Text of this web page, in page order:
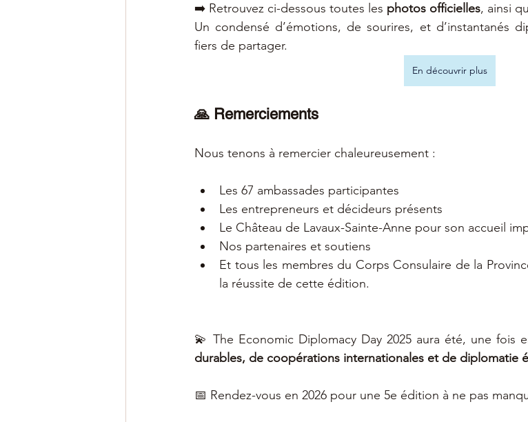
➡️ Retrouvez ci-dessous toutes les photos officielles, ainsi
Un condensé d’émotions, de sourires, et d’instantanés
fiers de partager.
En découvrir plus
🙏 Remerciements
Nous tenons à remercier chaleureusement :
Les 67 ambassades participantes
Les entrepreneurs et décideurs présents
Le Château de Lavaux-Sainte-Anne pour son accueil
Nos partenaires et soutiens
Et tous les membres du Corps Consulaire de la
la réussite de cette édition.
💫 The Economic Diplomacy Day 2025 aura été, une fois
durables, de coopérations internationales et de diplomatie
📅 Rendez-vous en 2026 pour une 5e édition à ne pas